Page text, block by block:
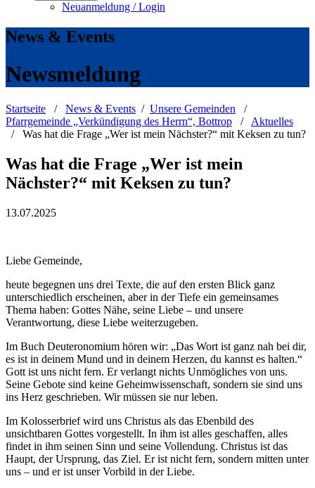
Neuanmeldung / Login
News & Events
Newsmeldung
Startseite / News & Events / Unsere Gemeinden /
Pfarrgemeinde „Verkündigung des Herrn“, Bottrop / Aktuelles
/ Was hat die Frage „Wer ist mein Nächster?“ mit Keksen zu tun?
Was hat die Frage „Wer ist mein
Nächster?“ mit Keksen zu tun?
13.07.2025
Liebe Gemeinde,
heute begegnen uns drei Texte, die auf den ersten Blick ganz
unterschiedlich erscheinen, aber in der Tiefe ein gemeinsames
Thema haben: Gottes Nähe, seine Liebe – und unsere
Verantwortung, diese Liebe weiterzugeben.
Im Buch Deuteronomium hören wir: „Das Wort ist ganz nah bei dir,
es ist in deinem Mund und in deinem Herzen, du kannst es halten.“
Gott ist uns nicht fern. Er verlangt nichts Unmögliches von uns.
Seine Gebote sind keine Geheimwissenschaft, sondern sie sind uns
ins Herz geschrieben. Wir müssen sie nur leben.
Im Kolosserbrief wird uns Christus als das Ebenbild des
unsichtbaren Gottes vorgestellt. In ihm ist alles geschaffen, alles
findet in ihm seinen Sinn und seine Vollendung. Christus ist das
Haupt, der Ursprung, das Ziel. Er ist nicht fern, sondern mitten unter
uns – und er ist unser Vorbild in der Liebe.